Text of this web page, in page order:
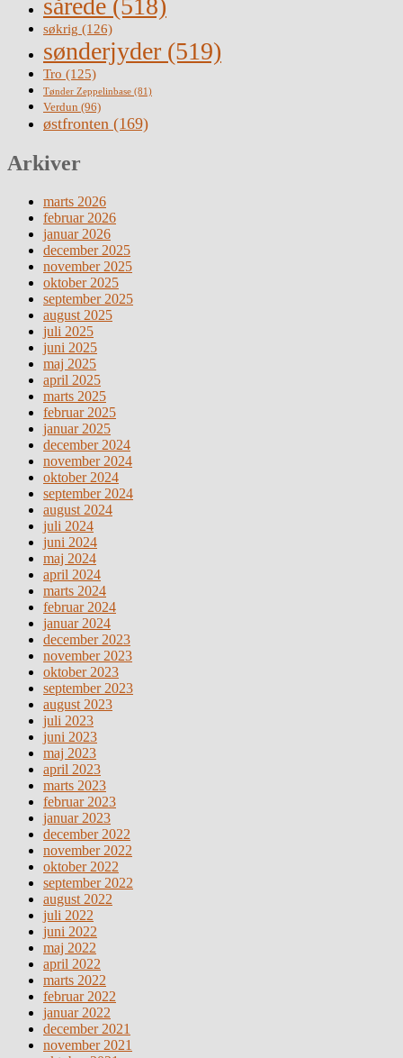
sårede (518)
søkrig (126)
sønderjyder (519)
Tro (125)
Tønder Zeppelinbase (81)
Verdun (96)
østfronten (169)
Arkiver
marts 2026
februar 2026
januar 2026
december 2025
november 2025
oktober 2025
september 2025
august 2025
juli 2025
juni 2025
maj 2025
april 2025
marts 2025
februar 2025
januar 2025
december 2024
november 2024
oktober 2024
september 2024
august 2024
juli 2024
juni 2024
maj 2024
april 2024
marts 2024
februar 2024
januar 2024
december 2023
november 2023
oktober 2023
september 2023
august 2023
juli 2023
juni 2023
maj 2023
april 2023
marts 2023
februar 2023
januar 2023
december 2022
november 2022
oktober 2022
september 2022
august 2022
juli 2022
juni 2022
maj 2022
april 2022
marts 2022
februar 2022
januar 2022
december 2021
november 2021